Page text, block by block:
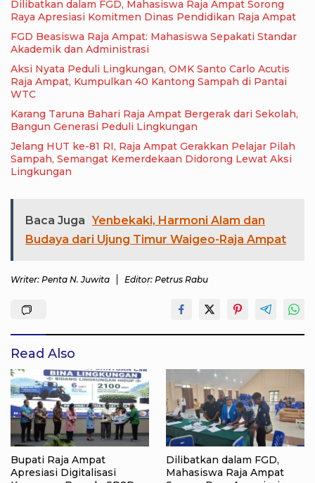
Dilibatkan dalam FGD, Mahasiswa Raja Ampat Sorong
Raya Apresiasi Komitmen Dinas Pendidikan Raja Ampat
FGD Beasiswa Raja Ampat: Mahasiswa Sepakati Standar
Akademik dan Administrasi
Aksi Nyata Peduli Lingkungan, OMK Santo Carlo Acutis
Raja Ampat, Kumpulkan 40 Kantong Sampah di Pantai
WTC
Karang Taruna Bahari Raja Ampat Bergerak dari Sekolah,
Bangun Generasi Peduli Lingkungan
Jelang HUT ke-81 RI, Raja Ampat Gerakkan Pelajar Pilah
Sampah, Semangat Kemerdekaan Didorong Lewat Aksi
Lingkungan
Baca Juga Yenbekaki, Harmoni Alam dan
Budaya dari Ujung Timur Waigeo-Raja Ampat
Writer: Penta N. Juwita Editor: Petrus Rabu
Read Also
Bupati Raja Ampat
Apresiasi Digitalisasi
Dilibatkan dalam FGD,
Mahasiswa Raja Ampat